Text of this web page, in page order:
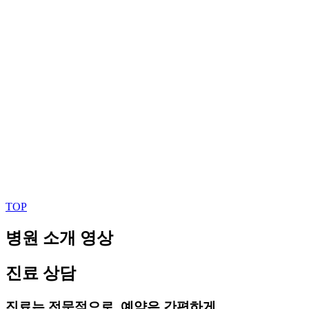
TOP
병원 소개 영상
진료 상담